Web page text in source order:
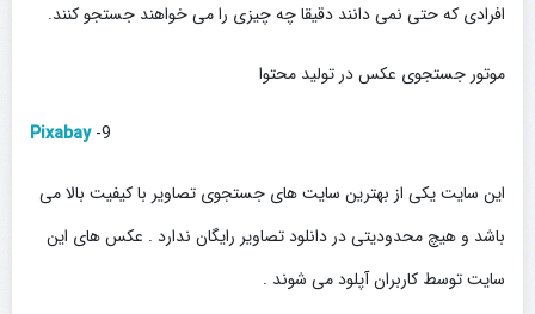
افرادی که حتی نمی دانند دقیقا چه چیزی را می خواهند جستجو کنند.
موتور جستجوی عکس در تولید محتوا
9-
Pixabay
این سایت یکی از بهترین سایت های جستجوی تصاویر با کیفیت بالا می
باشد و هیچ محدودیتی در دانلود تصاویر رایگان ندارد . عکس های این
سایت توسط کاربران آپلود می شوند .